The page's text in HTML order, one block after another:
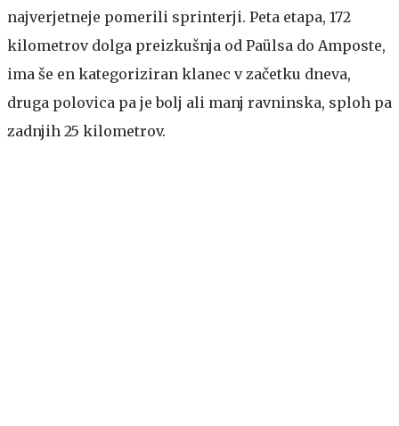
najverjetneje pomerili sprinterji. Peta etapa, 172
kilometrov dolga preizkušnja od Paülsa do Amposte,
ima še en kategoriziran klanec v začetku dneva,
druga polovica pa je bolj ali manj ravninska, sploh pa
zadnjih 25 kilometrov.